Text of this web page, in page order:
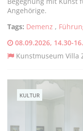
Angehörige.
Tags: Demenz ,
08.09.2026, 14.30-
Kunstmuseum Villa
KULTUR